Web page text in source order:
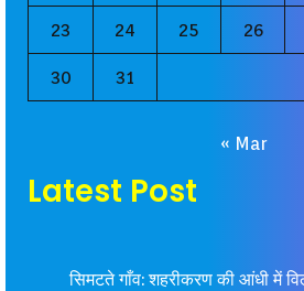
23 24 25 26
30 31
« Mar
Latest Post
सिमटते गाँव: शहरीकरण की आंधी में